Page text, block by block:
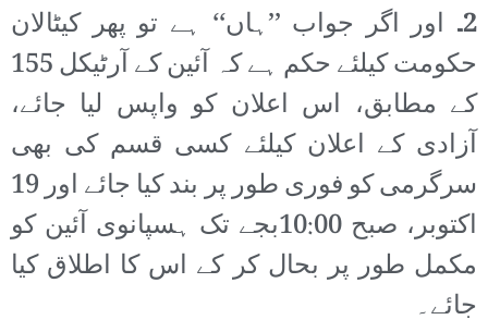
2۔ اور اگر جواب ’’ہاں‘‘ ہے تو پھر کیٹالان
حکومت کیلئے حکم ہے کہ آئین کے آرٹیکل 155
کے مطابق، اس اعلان کو واپس لیا جائے،
آزادی کے اعلان کیلئے کسی قسم کی بھی
سرگرمی کو فوری طور پر بند کیا جائے اور 19
اکتوبر، صبح 10:00بجے تک ہسپانوی آئین کو
مکمل طور پر بحال کر کے اس کا اطلاق کیا
جائے۔